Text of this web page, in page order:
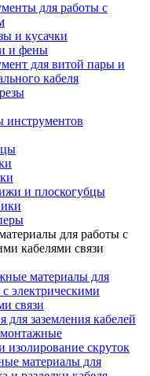
для работы с
и кусачки
и фены
для витой пары и
кабеля
инструментов
и плоскогубцы
для работы с
кабелями связи
материалы для
электрическими
связи
для заземления кабелей
изолирование скруток
материалы для